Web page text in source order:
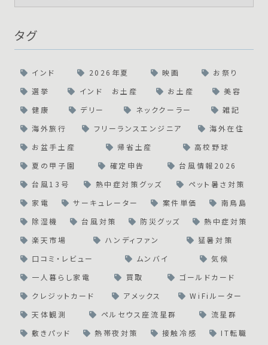
タグ
インド 2026年夏 映画
お祭り
選挙
インド お土産 お土産
美容
健康
デリー ネッククーラー
雑記
海外旅行
フリーランスエンジニア
海外在住
お盆手土産
帰省土産
高校野球
夏の甲子園
確定申告
台風情報2026
台風13号
熱中症対策グッズ
ペット暑さ対策
家電
サーキュレーター 案件単価
南鳥島
除湿機
台風対策 防災グッズ
熱中症対策
楽天市場
ハンディファン
猛暑対策
口コミ・レビュー
ムンバイ
気候
一人暮らし家電
買取
ゴールドカード
クレジットカード
アメックス
WiFiルーター
天体観測
ペルセウス座流星群
流星群
敷きパッド
熱帯夜対策 接触冷感
IT転職